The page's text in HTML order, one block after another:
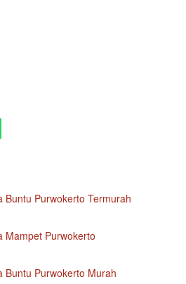
Buntu Purwokerto Termurah
Mampet Purwokerto
Buntu Purwokerto Murah